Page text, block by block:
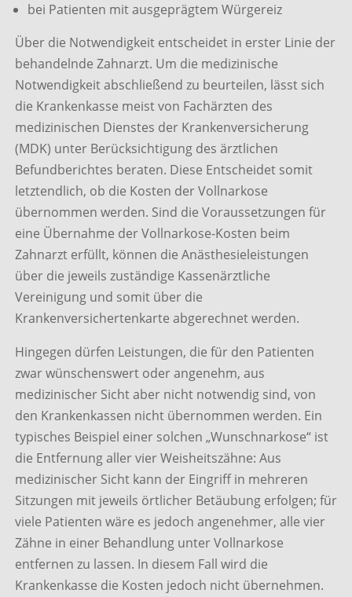
bei Patienten mit ausgeprägtem Würgereiz
Über die Notwendigkeit entscheidet in erster Linie der
behandelnde Zahnarzt. Um die medizinische
Notwendigkeit abschließend zu beurteilen, lässt sich
die Krankenkasse meist von Fachärzten des
medizinischen Dienstes der Krankenversicherung
(MDK) unter Berücksichtigung des ärztlichen
Befundberichtes beraten. Diese Entscheidet somit
letztendlich, ob die Kosten der Vollnarkose
übernommen werden. Sind die Voraussetzungen für
eine Übernahme der Vollnarkose-Kosten beim
Zahnarzt erfüllt, können die Anästhesieleistungen
über die jeweils zuständige Kassenärztliche
Vereinigung und somit über die
Krankenversichertenkarte abgerechnet werden.
Hingegen dürfen Leistungen, die für den Patienten
zwar wünschenswert oder angenehm, aus
medizinischer Sicht aber nicht notwendig sind, von
den Krankenkassen nicht übernommen werden. Ein
typisches Beispiel einer solchen „Wunschnarkose“ ist
die Entfernung aller vier Weisheitszähne: Aus
medizinischer Sicht kann der Eingriff in mehreren
Sitzungen mit jeweils örtlicher Betäubung erfolgen; für
viele Patienten wäre es jedoch angenehmer, alle vier
Zähne in einer Behandlung unter Vollnarkose
entfernen zu lassen. In diesem Fall wird die
Krankenkasse die Kosten jedoch nicht übernehmen.